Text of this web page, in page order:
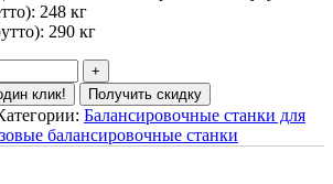
248 кг
290 кг
клик! Получить скидку
Балансировочные станки для
балансировочные станки